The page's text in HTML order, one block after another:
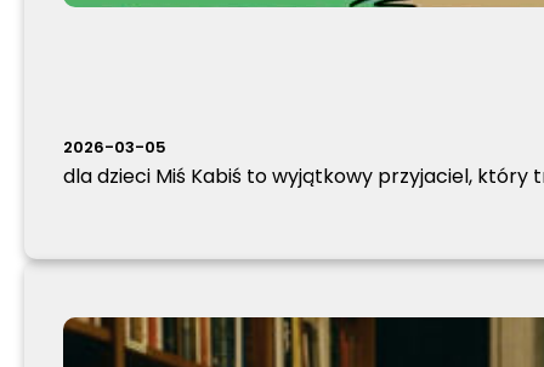
2026-03-05
dla dzieci Miś Kabiś to wyjątkowy przyjaciel, który